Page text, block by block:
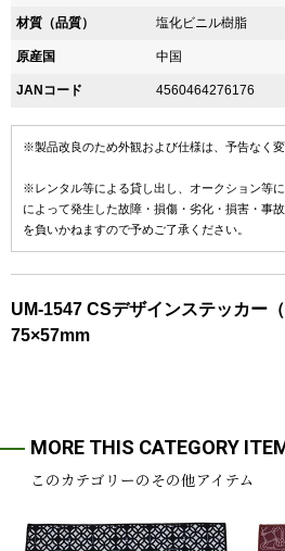
材質（品質） 塩化ビニル樹脂
原産国 中国
JANコード 4560464276176
※製品改良のため外観および仕様は、予告なく変
※レンタル等による貸し出し、オークション等
によって発生した故障・損傷・劣化・損害・事
を負いかねますので予めご了承ください。
UM-1547 CSデザインステッカー
75×57mm
MORE THIS CATEGORY
このカテゴリーのその他アイテム